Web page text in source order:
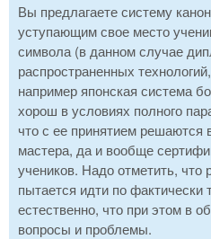
Вы предлагаете систему
уступающим свое место
символа (в данном случае
распространенных
например японская система
хорош в условиях полного
что с ее принятием решаются
мастера, да и вообще
учеников. Надо отметить, что
пытается идти по фактически
естественно, что при этом в
вопросы и проблемы.